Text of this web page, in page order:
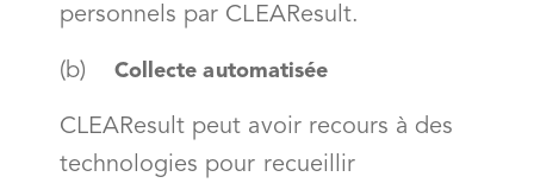
personnels par CLEAResult.
(b)Collecte automatisée
CLEAResult peut avoir recours à des
technologies pour recueillir